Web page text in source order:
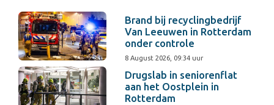
Brand bij recyclingbedrijf
Van Leeuwen in Rotterdam
onder controle
8 August 2026, 09:34 uur
Drugslab in seniorenflat
aan het Oostplein in
Rotterdam